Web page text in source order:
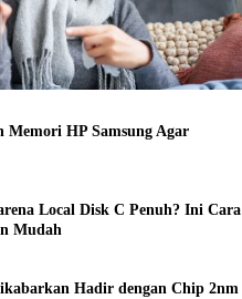
Memori HP Samsung Agar
Local Disk C Penuh? Ini Cara
Mudah
Hadir dengan Chip 2nm